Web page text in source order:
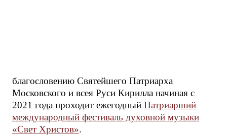
благословению Святейшего Патриарха
Московского и всея Руси Кирилла начиная с
2021 года проходит ежегодный Патриарший
международный фестиваль духовной музыки
«Свет Христов».